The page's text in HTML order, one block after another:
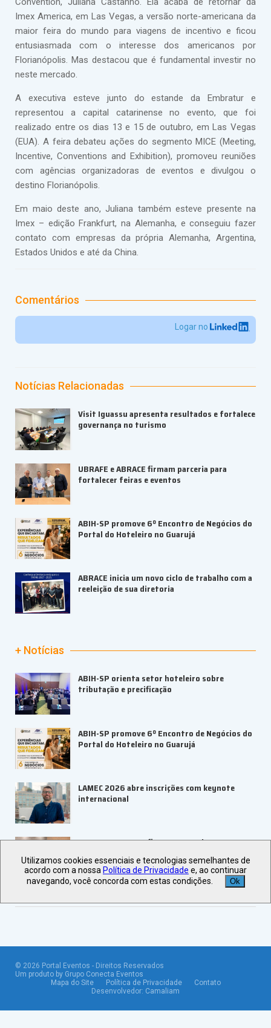
Imex America, em Las Vegas, a versão norte-americana da
maior feira do mundo para viagens de incentivo e ficou
entusiasmada com o interesse dos americanos por
Florianópolis. Mas destacou que é fundamental investir no
neste mercado.
A executiva esteve junto do estande da Embratur e
representou a capital catarinense no evento, que foi
realizado entre os dias 13 e 15 de outubro, em Las Vegas
(EUA). A feira debateu ações do segmento MICE (Meeting,
Incentive, Conventions and Exhibition), promoveu reuniões
com agências organizadoras de eventos e divulgou o
destino Florianópolis.
Em maio deste ano, Juliana também esteve presente na
Imex – edição Frankfurt, na Alemanha, e conseguiu fazer
contato com empresas da própria Alemanha, Argentina,
Estados Unidos e até da China.
Comentários
Logar no
Notícias Relacionadas
Visit Iguassu apresenta resultados e fortalece
governança no turismo
UBRAFE e ABRACE firmam parceria para
fortalecer feiras e eventos
ABIH-SP promove 6º Encontro de Negócios do
Portal do Hoteleiro no Guarujá
ABRACE inicia um novo ciclo de trabalho com a
reeleição de sua diretoria
+ Notícias
ABIH-SP orienta setor hoteleiro sobre
tributação e precificação
ABIH-SP promove 6º Encontro de Negócios do
Portal do Hoteleiro no Guarujá
LAMEC 2026 abre inscrições com keynote
internacional
UBRAFE e ABRACE firmam parceria para
Últimas Notícias
© 2026 Portal Eventos - Direitos Reservados
Um produto by Grupo Conecta Eventos
Mapa do Site
Política de Privacidade
Contato
Desenvolvedor: Camaliam
Utilizamos cookies essenciais e tecnologias semelhantes de
acordo com a nossa Política de Privacidade e, ao continuar
navegando, você concorda com estas condições.
Ok